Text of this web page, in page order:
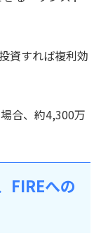
資すれば複利効
合、約4,300万
FIREへの